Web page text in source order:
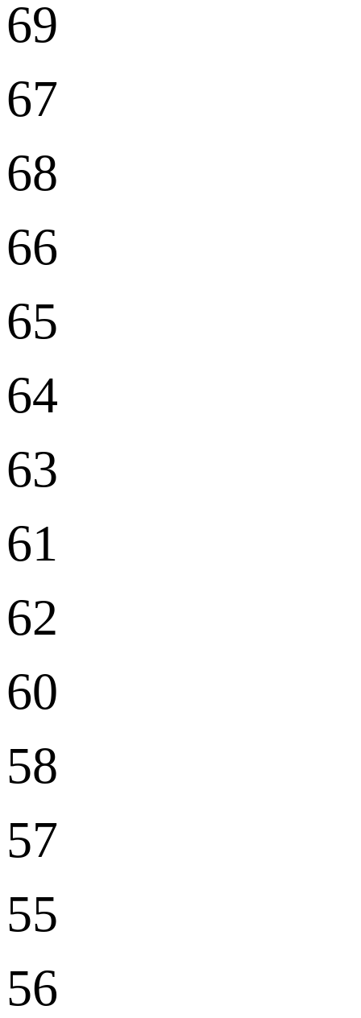
69
67
68
66
65
64
63
61
62
60
58
57
55
56